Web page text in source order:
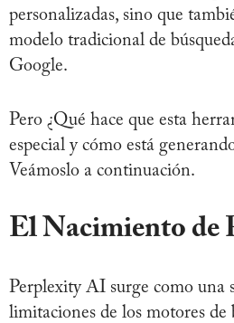
personalizadas, sino que
modelo tradicional de
Google.
Pero ¿Qué hace que esta
especial y cómo está
Veámoslo a continuación.
El Nacimiento de
Perplexity AI surge como una
limitaciones de los motores de